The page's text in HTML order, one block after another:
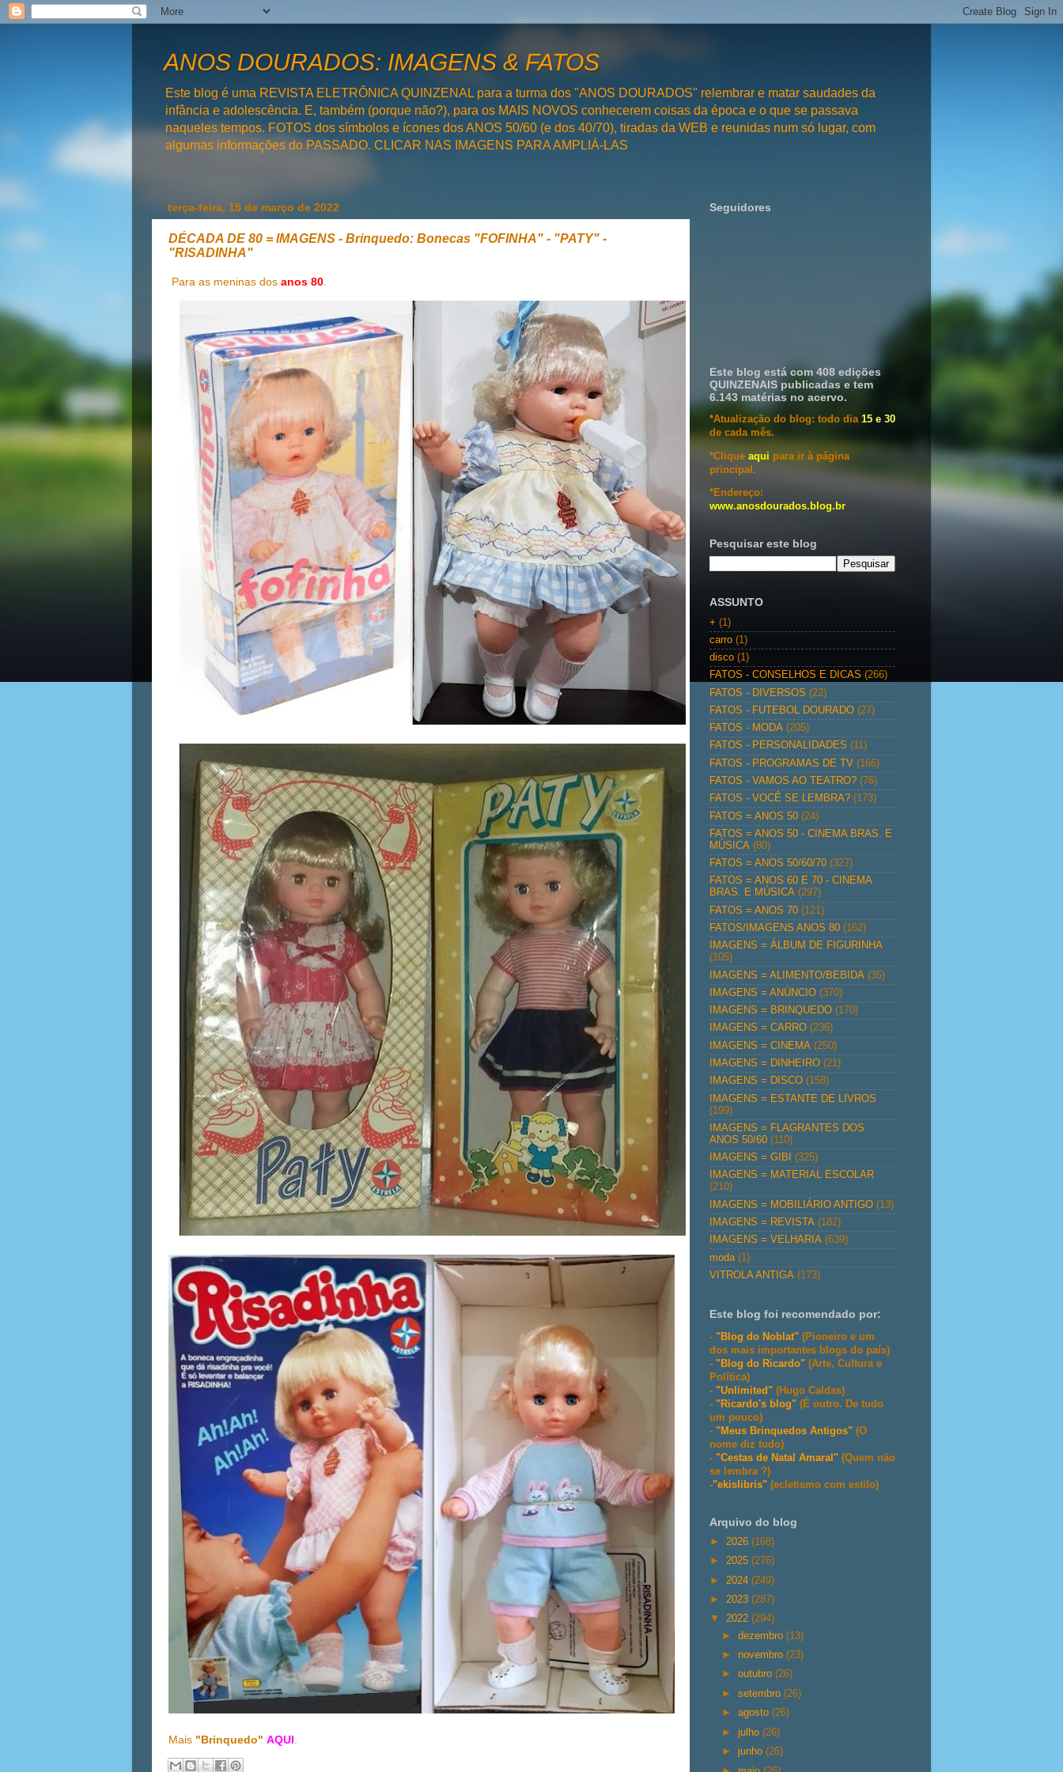
ANOS DOURADOS: IMAGENS & FATOS
Este blog é uma REVISTA ELETRÔNICA QUINZENAL para a turma dos "ANOS DOURADOS" relembrar e matar saudades da
infância e adolescência. E, também (porque não?), para os MAIS NOVOS conhecerem coisas da época e o que se passava
naqueles tempos. FOTOS dos símbolos e ícones dos ANOS 50/60 (e dos 40/70), tiradas da WEB e reunidas num só lugar, com
algumas informações do PASSADO. CLICAR NAS IMAGENS PARA AMPLIÁ-LAS
terça-feira, 15 de março de 2022
DÉCADA DE 80 = IMAGENS - Brinquedo: Bonecas "FOFINHA" - "PATY" -
"RISADINHA"
Para as meninas dos anos 80.
Mais "Brinquedo" AQUI.
Seguidores
Este blog está com 408 edições
QUINZENAIS publicadas e tem
6.143 matérias no acervo.
*Atualização do blog: todo dia 15 e 30
de cada mês.
*Clique aqui para ir à página
principal.
*Endereço:
www.anosdourados.blog.br
Pesquisar este blog
ASSUNTO
+ (1)
carro (1)
disco (1)
FATOS - CONSELHOS E DICAS (266)
FATOS - DIVERSOS (22)
FATOS - FUTEBOL DOURADO (27)
FATOS - MODA (205)
FATOS - PERSONALIDADES (11)
FATOS - PROGRAMAS DE TV (166)
FATOS - VAMOS AO TEATRO? (76)
FATOS - VOCÊ SE LEMBRA? (173)
FATOS = ANOS 50 (24)
FATOS = ANOS 50 - CINEMA BRAS. E
MÚSICA (80)
FATOS = ANOS 50/60/70 (327)
FATOS = ANOS 60 E 70 - CINEMA
BRAS. E MÚSICA (297)
FATOS = ANOS 70 (121)
FATOS/IMAGENS ANOS 80 (162)
IMAGENS = ÁLBUM DE FIGURINHA
(105)
IMAGENS = ALIMENTO/BEBIDA (35)
IMAGENS = ANÚNCIO (370)
IMAGENS = BRINQUEDO (170)
IMAGENS = CARRO (236)
IMAGENS = CINEMA (250)
IMAGENS = DINHEIRO (21)
IMAGENS = DISCO (158)
IMAGENS = ESTANTE DE LIVROS
(199)
IMAGENS = FLAGRANTES DOS
ANOS 50/60 (110)
IMAGENS = GIBI
(325)
IMAGENS = MATERIAL ESCOLAR
(210)
IMAGENS = MOBILIÁRIO ANTIGO (13)
IMAGENS = REVISTA (182)
IMAGENS = VELHARIA (639)
moda (1)
VITROLA ANTIGA (173)
Este blog foi recomendado por:
- "Blog do Noblat" (Pioneiro e um
dos mais importantes blogs do país)
- "Blog do Ricardo" (Arte, Cultura e
Política)
- "Unlimited" (Hugo Caldas)
- "Ricardo's blog" (É outro. De tudo
um pouco)
- "Meus Brinquedos Antigos" (O
nome diz tudo)
- "Cestas de Natal Amaral" (Quem não
se lembra ?)
-"ekislibris" (ecletismo com estilo)
Arquivo do blog
► 2026 (168)
► 2025 (276)
► 2024 (249)
► 2023 (287)
▼ 2022 (294)
►dezembro(13)
► novembro(23)
►outubro(26)
►setembro(26)
►agosto(26)
►julho(26)
►junho(26)